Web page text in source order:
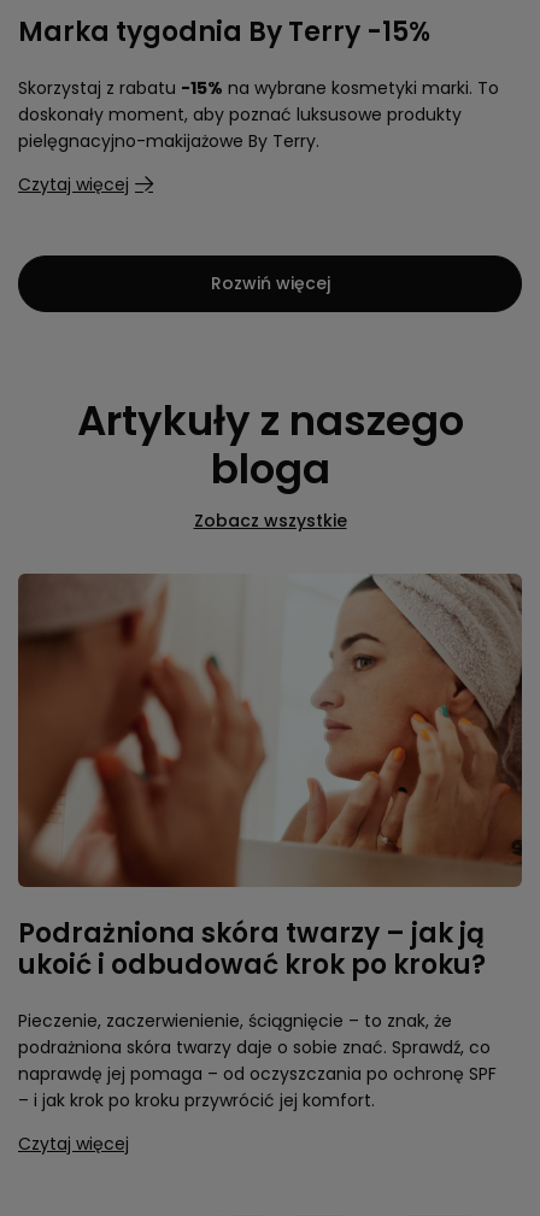
Marka tygodnia By Terry -15%
Skorzystaj z rabatu -15% na wybrane kosmetyki marki. To
doskonały moment, aby poznać luksusowe produkty
pielęgnacyjno-makijażowe By Terry.
Czytaj więcej
Rozwiń więcej
Artykuły z naszego
bloga
Zobacz wszystkie
Podrażniona skóra twarzy – jak ją
ukoić i odbudować krok po kroku?
Pieczenie, zaczerwienienie, ściągnięcie – to znak, że
podrażniona skóra twarzy daje o sobie znać. Sprawdź, co
naprawdę jej pomaga – od oczyszczania po ochronę SPF
– i jak krok po kroku przywrócić jej komfort.
Czytaj więcej